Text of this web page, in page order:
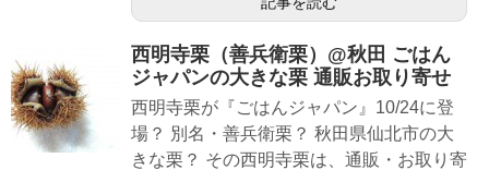
西明寺栗（善兵衛栗）@秋田 ごはん
ジャパンの大きな栗 通販お取り寄せ
西明寺栗が『ごはんジャパン』10/24に登
場？ 別名・善兵衛栗？ 秋田県仙北市の大
きな栗？ その西明寺栗は、通販・お取り寄